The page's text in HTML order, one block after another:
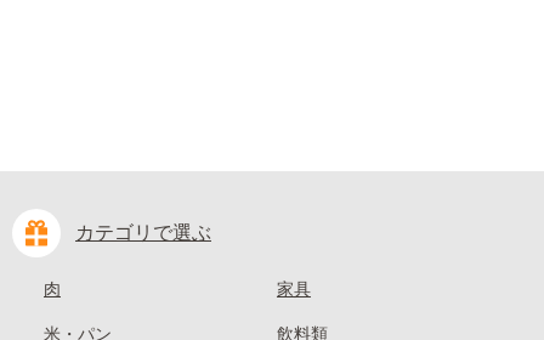
カテゴリで選ぶ
肉
米・パン
家具
飲料類